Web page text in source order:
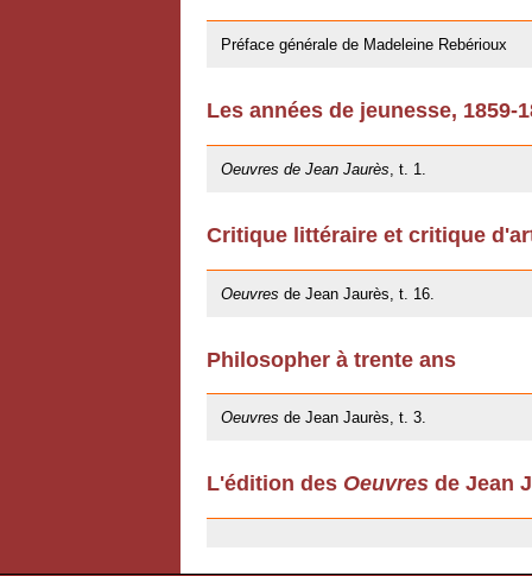
Préface générale de Madeleine Rebérioux
Les années de jeunesse, 1859-
Oeuvres de Jean Jaurès , t. 1.
Critique littéraire et critique
Oeuvres de Jean Jaurès, t. 16.
Philosopher à trente ans
Oeuvres de Jean Jaurès, t. 3.
L'édition des Oeuvres de Jean